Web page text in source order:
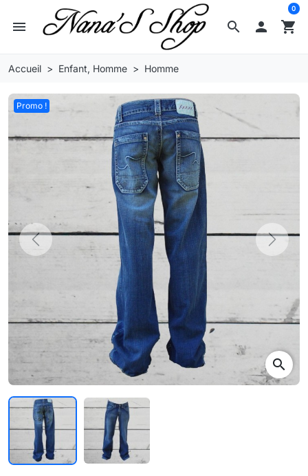
search
menu  shopping_cart
0
Accueil Enfant, Homme Homme
Promo !
Previous Next
search